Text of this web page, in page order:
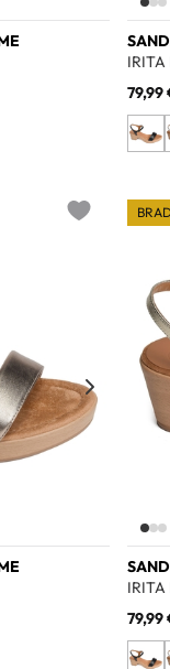
79,99
IRITA
79,99